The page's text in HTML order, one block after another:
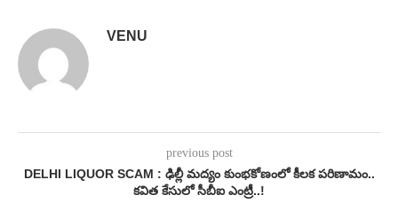
VENU
previous post
DELHI LIQUOR SCAM : ఢిల్లీ మద్యం కుంభకోణంలో కీలక పరిణామం..
కవిత కేసులో సీబీఐ ఎంట్రీ..!